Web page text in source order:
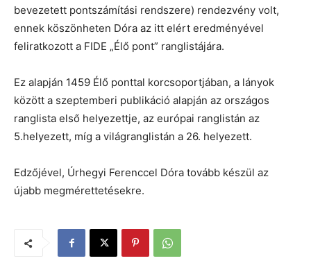
bevezetett pontszámítási rendszere) rendezvény volt,
ennek köszönheten Dóra az itt elért eredményével
feliratkozott a FIDE „Élő pont” ranglistájára.
Ez alapján 1459 Élő ponttal korcsoportjában, a lányok
között a szeptemberi publikáció alapján az országos
ranglista első helyezettje, az európai ranglistán az
5.helyezett, míg a világranglistán a 26. helyezett.
Edzőjével, Úrhegyi Ferenccel Dóra tovább készül az
újabb megmérettetésekre.